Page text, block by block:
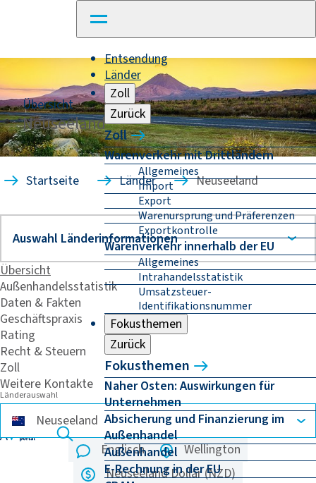
Entsendung
Länder
Zoll
Zurück
Zoll
Warenverkehr mit Drittländern
Allgemeines
Import
Export
Warenursprung und Präferenzen
Exportkontrolle
Warenverkehr innerhalb der EU
Allgemeines
Intrahandelsstatistik
Umsatzsteuer-
Identifikationsnummer
Fokusthemen
Zurück
Fokusthemen
Naher Osten: Auswirkungen für
Unternehmen
Absicherung und Finanzierung im
Außenhandel
Außenhandel
E-Rechnung in der EU
Übersicht
Neuseeland
Startseite Länder Neuseeland
Übersicht
Außenhandelsstatistik
Daten & Fakten
Geschäftspraxis
Rating
Recht & Steuern
Zoll
Weitere Kontakte
Länderauswahl
Englisch
Wellington
Neuseeland Dollar (NZD)